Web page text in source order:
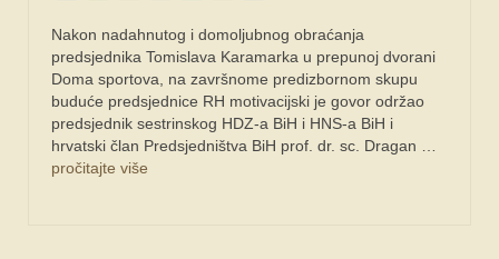
Nakon nadahnutog i domoljubnog obraćanja
predsjednika Tomislava Karamarka u prepunoj dvorani
Doma sportova, na završnome predizbornom skupu
buduće predsjednice RH motivacijski je govor održao
predsjednik sestrinskog HDZ-a BiH i HNS-a BiH i
hrvatski član Predsjedništva BiH prof. dr. sc. Dragan …
pročitajte više